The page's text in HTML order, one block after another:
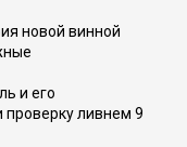
новой винной
и его
ливнем 9